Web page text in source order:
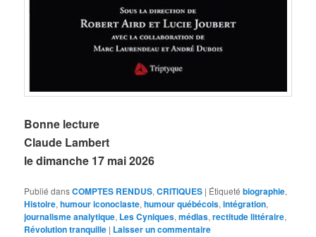
Bonne lecture
Claude Lambert
le dimanche 17 mai 2026
Publié dansCOMPTES RENDUS,CRITIQUES | Étiqueté biographie,
Histoire,humour iconoclaste,humour québécois,intégration,
journalisme analytique, Les Cyniques,médias,rectitude littéraire,
Révolution tranquille | Laisser un commentaire